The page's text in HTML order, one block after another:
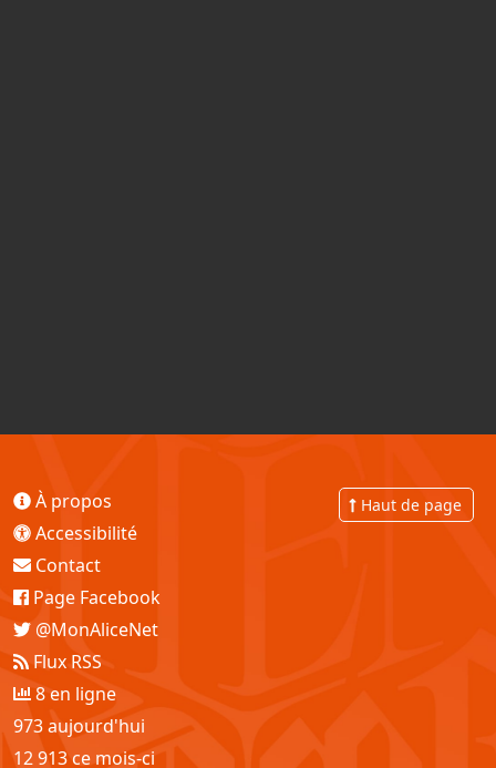
Haut de page
À propos
Accessibilité
Contact
Page Facebook
@MonAliceNet
Flux RSS
8 en ligne
973 aujourd'hui
12 913 ce mois-ci